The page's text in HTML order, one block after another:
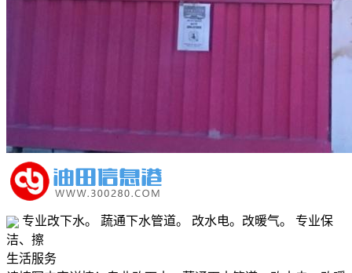
专业改下水。 蔬通下水管道。 改水电。改暖气。 专业保
洁、擦
生活服务